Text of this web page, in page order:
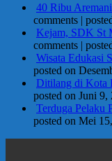
40 Ribu
comments |
Kejam, SDK St
comments |
Wisata Edukasi
posted on
Ditilang di Kota
posted on Juni 9,
Terduga Pelaku
posted on Mei